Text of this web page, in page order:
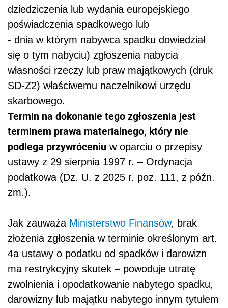
dziedziczenia lub wydania europejskiego
poświadczenia spadkowego lub
- dnia w którym nabywca spadku dowiedział
się o tym nabyciu) zgłoszenia nabycia
własności rzeczy lub praw majątkowych (druk
SD-Z2) właściwemu naczelnikowi urzędu
skarbowego.
Termin na dokonanie tego zgłoszenia jest
terminem prawa materialnego, który nie
podlega przywróceniu w oparciu o przepisy
ustawy z 29 sierpnia 1997 r. – Ordynacja
podatkowa (Dz. U. z 2025 r. poz. 111, z późn.
zm.).
Jak zauważa Ministerstwo Finansów, brak
złożenia zgłoszenia w terminie określonym art.
4a ustawy o podatku od spadków i darowizn
ma restrykcyjny skutek – powoduje utratę
zwolnienia i opodatkowanie nabytego spadku,
darowizny lub majątku nabytego innym tytułem